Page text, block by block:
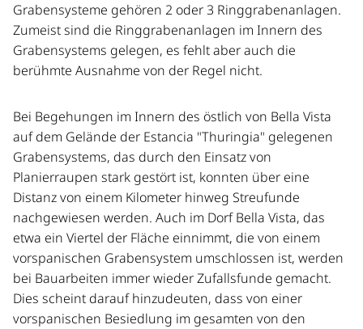
Grabensysteme gehören 2 oder 3 Ringgrabenanlagen.
Zumeist sind die Ringgrabenanlagen im Innern des
Grabensystems gelegen, es fehlt aber auch die
berühmte Ausnahme von der Regel nicht.
Bei Begehungen im Innern des östlich von Bella Vista
auf dem Gelände der Estancia "Thuringia" gelegenen
Grabensystems, das durch den Einsatz von
Planierraupen stark gestört ist, konnten über eine
Distanz von einem Kilometer hinweg Streufunde
nachgewiesen werden. Auch im Dorf Bella Vista, das
etwa ein Viertel der Fläche einnimmt, die von einem
vorspanischen Grabensystem umschlossen ist, werden
bei Bauarbeiten immer wieder Zufallsfunde gemacht.
Dies scheint darauf hinzudeuten, dass von einer
vorspanischen Besiedlung im gesamten von den